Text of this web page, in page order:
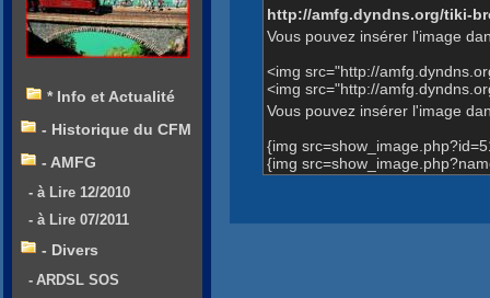
http://amfg.dyndns.org/tiki-
Vous pouvez insérer l'image
<img src="http://
<img src="http://
Vous pouvez insérer l'image
{img
{img
* Info et Actualité
- Historique du CFM
- AMFG
- à Lire 12/2010
- à Lire 07/2011
- Divers
- ARDSL SOS